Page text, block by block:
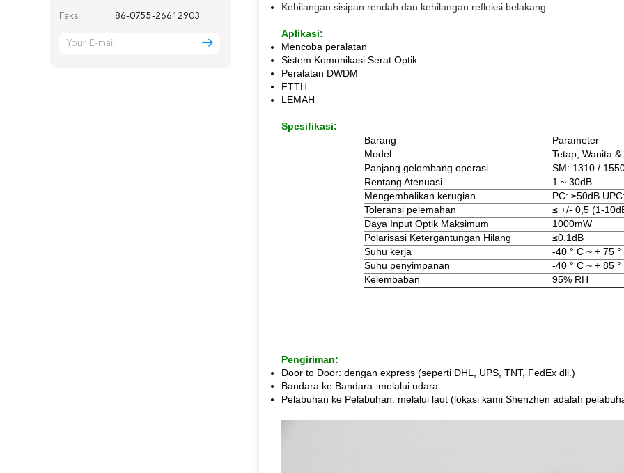
Faks: 86-0755-26612903
Kehilangan sisipan rendah dan kehilangan refleksi belakang
Aplikasi:
Mencoba peralatan
Sistem Komunikasi Serat Optik
Peralatan DWDM
FTTH
LEMAH
Spesifikasi:
Barang
Parameter
Model
Tetap, Wanita
Panjang gelombang operasi
SM: 1310 /
Rentang Atenuasi
1 ~ 30dB
Mengembalikan kerugian
PC: ≥50dB
Toleransi pelemahan
≤ +/- 0,5 (1-
Daya Input Optik Maksimum
1000mW
Polarisasi Ketergantungan Hilang
≤0.1dB
Suhu kerja
-40 ° C ~ + 75 °
Suhu penyimpanan
-40 ° C ~ + 85 °
Kelembaban
95% RH
Pengiriman:
Door to Door: dengan express (seperti DHL, UPS, TNT, FedEx dll.)
Bandara ke Bandara: melalui udara
Pelabuhan ke Pelabuhan: melalui laut (lokasi kami Shenzhen adalah